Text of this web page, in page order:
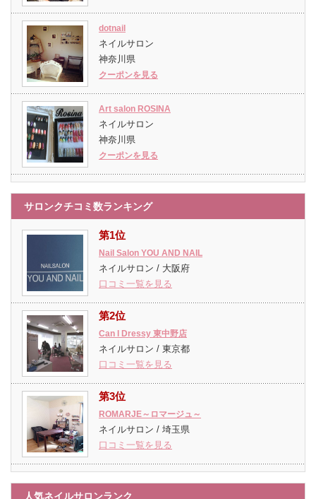
dotnail
ネイルサロン
神奈川県
クーポンを見る
Art salon ROSINA
ネイルサロン
神奈川県
クーポンを見る
サロンクチコミ数ランキング
第1位
Nail Salon YOU AND NAIL
ネイルサロン / 大阪府
口コミ一覧を見る
第2位
Can I Dressy 東中野店
ネイルサロン / 東京都
口コミ一覧を見る
第3位
ROMARJE～ロマージュ～
ネイルサロン / 埼玉県
口コミ一覧を見る
人気ネイルサロンランク